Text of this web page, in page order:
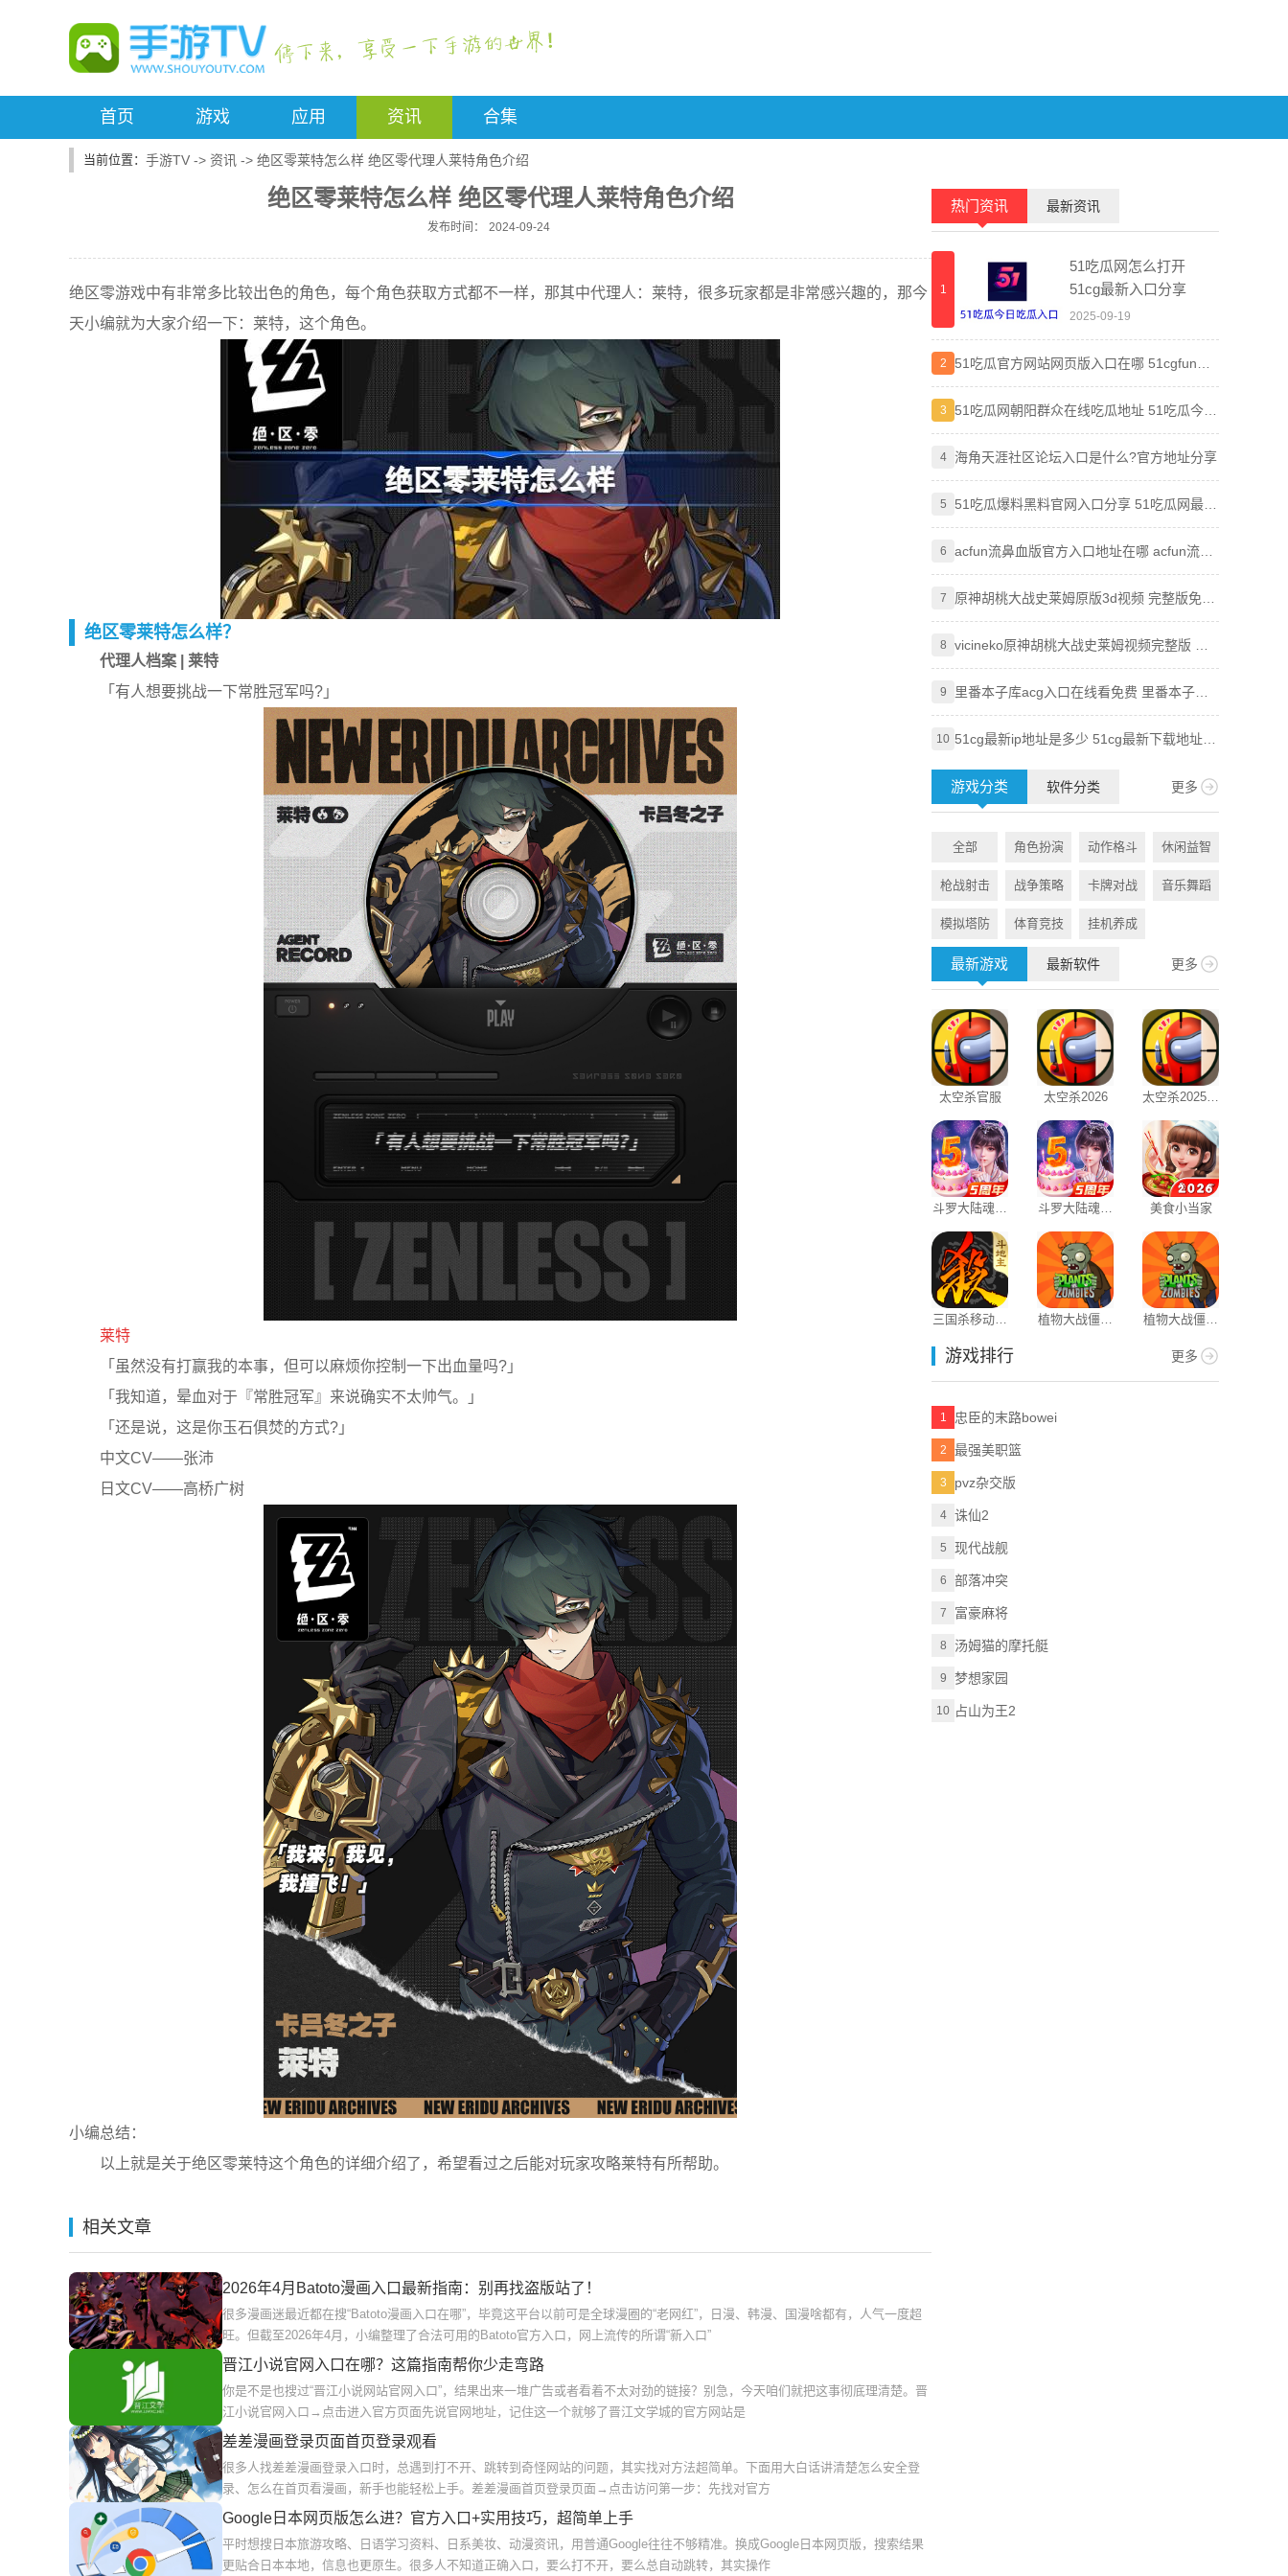
首页 游戏 应用 资讯 合集
手游TV -> 资讯 -> 绝区零莱特怎么样 绝区零代理人莱特角色介绍
绝区零莱特怎么样 绝区零代理人莱特角色介绍
发布时间： 2024-09-24
绝区零游戏中有非常多比较出色的角色，每个角色获取方式都不一样，那其中代理人：莱特，很多玩家都是非常感兴趣的，那今
天小编就为大家介绍一下：莱特，这个角色。
绝区零莱特怎么样？
代理人档案 | 莱特
「有人想要挑战一下常胜冠军吗?」
莱特
「虽然没有打赢我的本事，但可以麻烦你控制一下出血量吗?」
「我知道，晕血对于『常胜冠军』来说确实不太帅气。」
「还是说，这是你玉石俱焚的方式?」
中文CV——张沛
日文CV——高桥广树
小编总结：
以上就是关于绝区零莱特这个角色的详细介绍了，希望看过之后能对玩家攻略莱特有所帮助。
相关文章
2026年4月Batoto漫画入口最新指南：别再找盗版站了！
很多漫画迷最近都在搜“Batoto漫画入口在哪”，毕竟这平台以前可是全球漫圈的“老网红”，日漫、韩漫、国漫啥都有，人气一度超
旺。但截至2026年4月，小编整理了合法可用的Batoto官方入口，网上流传的所谓“新入口”
晋江小说官网入口在哪？这篇指南帮你少走弯路
你是不是也搜过“晋江小说网站官网入口”，结果出来一堆广告或者看着不太对劲的链接？别急，今天咱们就把这事彻底理清楚。晋
江小说官网入口→点击进入官方页面先说官网地址，记住这一个就够了晋江文学城的官方网站是
差差漫画登录页面首页登录观看
很多人找差差漫画登录入口时，总遇到打不开、跳转到奇怪网站的问题，其实找对方法超简单。下面用大白话讲清楚怎么安全登
录、怎么在首页看漫画，新手也能轻松上手。差差漫画首页登录页面→点击访问第一步：先找对官方
Google日本网页版怎么进？官方入口+实用技巧，超简单上手
平时想搜日本旅游攻略、日语学习资料、日系美妆、动漫资讯，用普通Google往往不够精准。换成Google日本网页版，搜索结果
更贴合日本本地，信息也更原生。很多人不知道正确入口，要么打不开，要么总自动跳转，其实操作
热门资讯 最新资讯
1
51吃瓜网怎么打开
51cg最新入口分享
2025-09-19
2
51吃瓜官方网站网页版入口在哪 51cgfun朝
阳热心群众入口分享
3
51吃瓜网朝阳群众在线吃瓜地址 51吃瓜今日
吃瓜必吃最新2024入口分享
4 海角天涯社区论坛入口是什么?官方地址分享
5
51吃瓜爆料黑料官网入口分享 51吃瓜网最新
地址大全
6
acfun流鼻血版官方入口地址在哪 acfun流鼻
血版入口地址分享
7
原神胡桃大战史莱姆原版3d视频 完整版免费
观看地址分享
8
vicineko原神胡桃大战史莱姆视频完整版 原
神大战史莱姆系列未删减
9
里番本子库acg入口在线看免费 里番本子库
绅士acg官方地址分享
10 51cg最新ip地址是多少 51cg最新下载地址一
游戏分类 软件分类 更多
全部 角色扮演 动作格斗 休闲益智
枪战射击 战争策略 卡牌对战 音乐舞蹈
模拟塔防 体育竞技 挂机养成
最新游戏 最新软件 更多
太空杀官服 太空杀2026
太空杀2025正
版
斗罗大陆魂师
对决BT服国
际版
斗罗大陆魂师
对决37官服
美食小当家
三国杀移动版
植物大战僵尸
植物大战僵尸
游戏排行 更多
1 忠臣的末路bowei
2 最强美职篮
3 pvz杂交版
4 诛仙2
5 现代战舰
6 部落冲突
7 富豪麻将
8 汤姆猫的摩托艇
9 梦想家园
10 占山为王2